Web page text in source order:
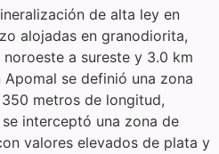
de alta ley en
alojadas en granodiorita,
a sureste y 3.0 km
se definió una zona
metros de longitud,
interceptó una zona de
valores elevados de plata y